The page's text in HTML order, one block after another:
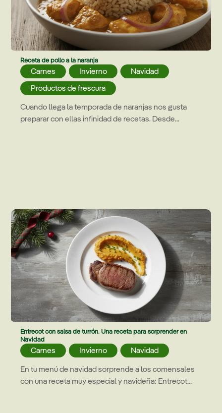
Receta de pollo a la naranja
Carnes , Invierno , Navidad
,
Productos de frescura
Cuando llega la temporada de naranjas nos gusta
preparar con ellas infinidad de recetas. Desde...
Entrecot con salsa de turrón. Una receta para sorprender en
Navidad
Carnes , Invierno ,
Navidad
En tu menú de navidad sorprende a los comensales
con una receta muy especial y navideña: Entrecot...